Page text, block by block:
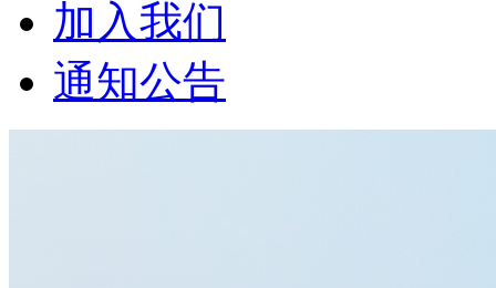
加入我们
通知公告